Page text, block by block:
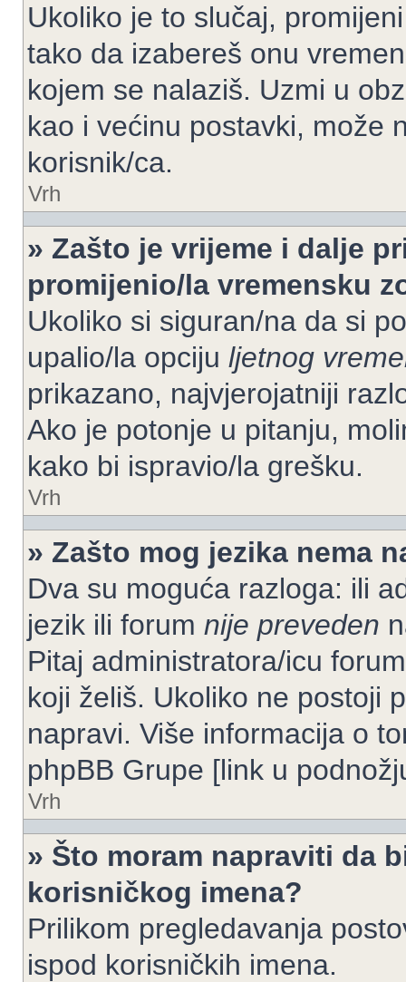
Ukoliko je to slučaj,
tako da izabereš onu
kojem se nalaziš. Uzmi u
kao i većinu postavki, može
korisnik/ca.
Vrh
» Zašto je vrijeme i dalje
promijenio/la vremensku
Ukoliko si siguran/na da si
upalio/la opciju ljetnog
prikazano, najvjerojatniji
Ako je potonje u pitanju,
kako bi ispravio/la grešku.
Vrh
» Zašto mog jezika nema
Dva su moguća razloga: ili
jezik ili forum nije preveden
Pitaj administratora/icu
koji želiš. Ukoliko ne postoji
napravi. Više informacija o
phpBB Grupe [link u
Vrh
» Što moram napraviti da
korisničkog imena?
Prilikom pregledavanja
ispod korisničkih imena.